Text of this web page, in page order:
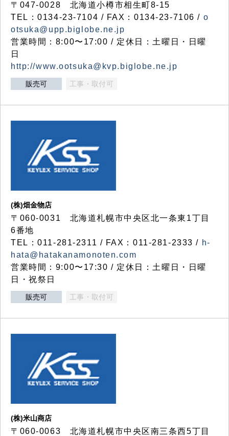
〒047-0028 北海道小樽市相生町8-15
TEL：0134-23-7104 / FAX：0134-23-7106 / o
otsuka@upp.biglobe.ne.jp
営業時間：8:00〜17:00 / 定休日：土曜日・日曜
日
http://www.ootsuka@kvp.biglobe.ne.jp
販売可 工事・取付可
(株)畑金物店
〒060-0031 北海道札幌市中央区北一条東1丁目
6番地
TEL：011-281-2311 / FAX：011-281-2333 / h-
hata@hatakanamonoten.com
営業時間：9:00〜17:30 / 定休日：土曜日・日曜
日・祝祭日
販売可 工事・取付可
(株)米山商店
〒060-0063 北海道札幌市中央区南三条西5丁目